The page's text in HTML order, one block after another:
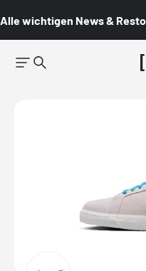
Alle wichtigen News &